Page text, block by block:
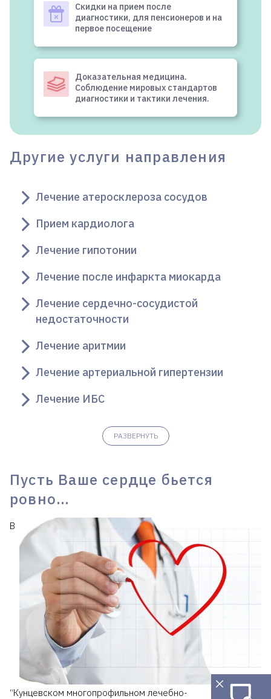
Скидки на прием после
диагностики, для пенсионеров и на
первое посещение
Доказательная медицина.
Соблюдение мировых стандартов
диагностики и тактики лечения.
Другие услуги направления
Лечение атеросклероза сосудов
Прием кардиолога
Лечение гипотонии
Лечение после инфаркта миокарда
Лечение сердечно-сосудистой
недостаточности
Лечение аритмии
Лечение артериальной гипертензии
Лечение ИБС
РАЗВЕРНУТЬ
Пусть Ваше сердце бьется
ровно…
В
“Кунцевском многопрофильном лечебно-